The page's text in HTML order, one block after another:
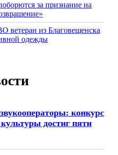
за признание на
ветеран из Благовещенска
одежды
конкурс
достиг пяти